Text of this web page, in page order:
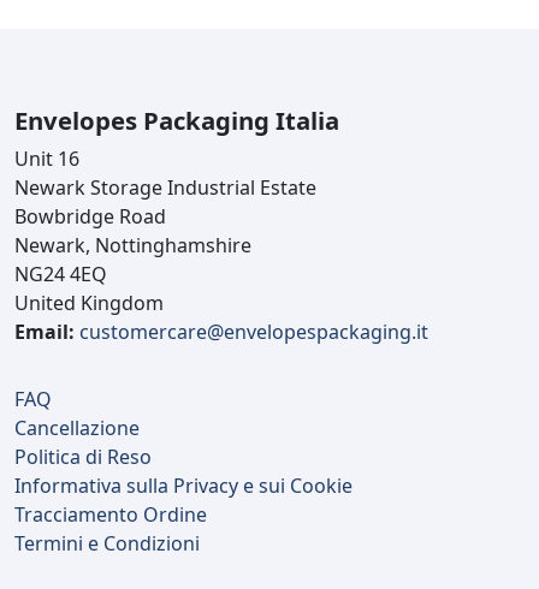
Envelopes Packaging Italia
Unit 16
Newark Storage Industrial Estate
Bowbridge Road
Newark, Nottinghamshire
NG24 4EQ
United Kingdom
Email: customercare@envelopespackaging.it
FAQ
Cancellazione
Politica di Reso
Informativa sulla Privacy e sui Cookie
Tracciamento Ordine
Termini e Condizioni